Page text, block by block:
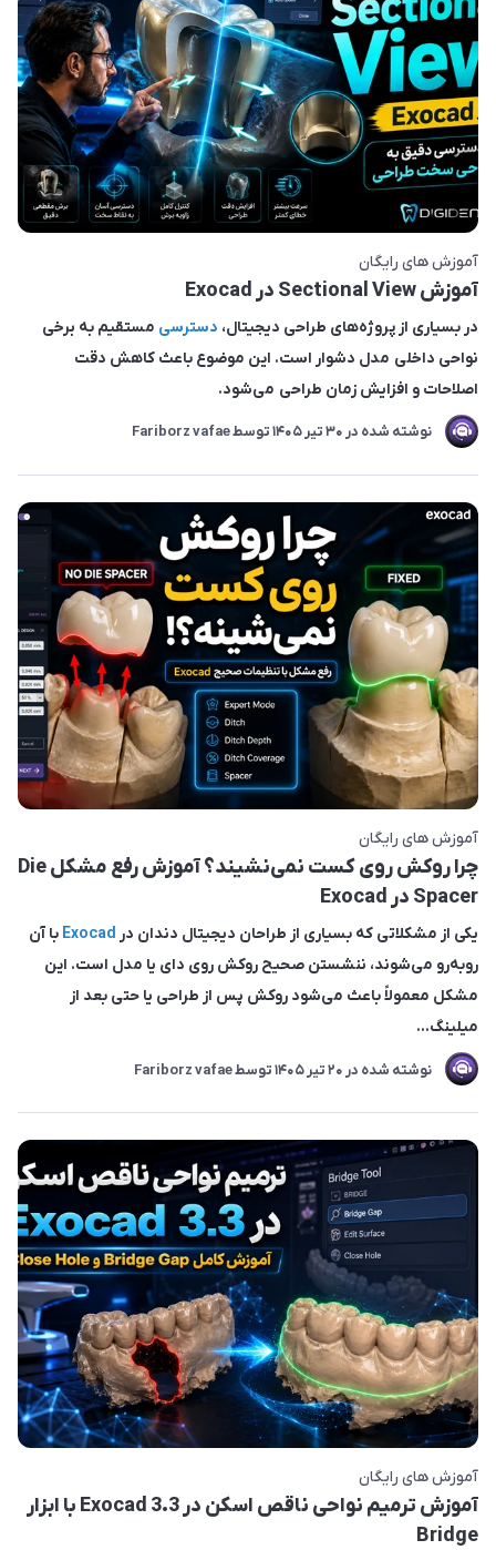
آموزش های رایگان
آموزش Sectional View در Exocad
در بسیاری از پروژه‌های طراحی دیجیتال، دسترسی مستقیم به برخی
نواحی داخلی مدل دشوار است. این موضوع باعث کاهش دقت
اصلاحات و افزایش زمان طراحی می‌شود.
نوشته شده در30 تير 1405 توسطFariborz vafae
آموزش های رایگان
چرا روکش روی کست نمی‌نشیند؟ آموزش رفع مشکل Die
Spacer در Exocad
یکی از مشکلاتی که بسیاری از طراحان دیجیتال دندان در Exocad با آن
روبه‌رو می‌شوند، ننشستن صحیح روکش روی دای یا مدل است. این
مشکل معمولاً باعث می‌شود روکش پس از طراحی یا حتی بعد از
میلینگ...
نوشته شده در 20 تير 1405 توسطFariborz vafae
آموزش های رایگان
آموزش ترمیم نواحی ناقص اسکن در Exocad 3.3 با ابزار
Bridge